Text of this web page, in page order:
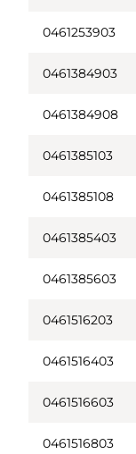
0461253903
0461384903
0461384908
0461385103
0461385108
0461385403
0461385603
0461516203
0461516403
0461516603
0461516803